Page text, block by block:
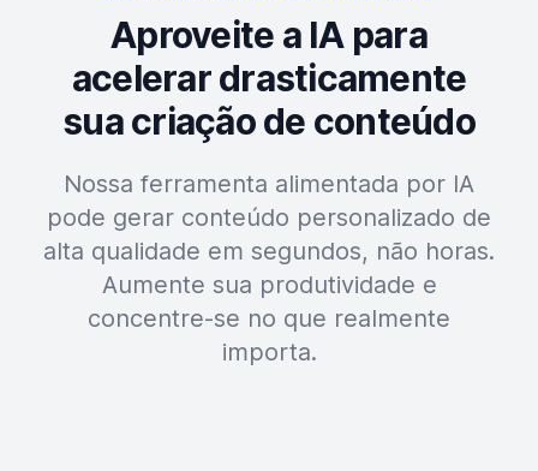
Aproveite a IA para
acelerar drasticamente
sua criação de conteúdo
Nossa ferramenta alimentada por IA
pode gerar conteúdo personalizado de
alta qualidade em segundos, não horas.
Aumente sua produtividade e
concentre-se no que realmente
importa.